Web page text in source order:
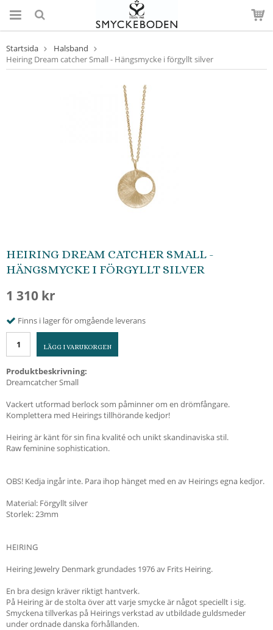
Startsida
Halsband
Heiring Dream catcher Small - Hängsmycke i förgyllt silver
HEIRING DREAM CATCHER SMALL -
HÄNGSMYCKE I FÖRGYLLT SILVER
1 310 kr
Finns i lager för omgående leverans
LÄGG I VARUKORGEN
Produktbeskrivning:
Dreamcatcher Small
Vackert utformad berlock som påminner om en drömfångare.
Komplettera med Heirings tillhörande kedjor!
Heiring är känt för sin fina kvalité och unikt skandinaviska stil.
Raw feminine sophistication.
OBS! Kedja ingår inte. Para ihop hänget med en av Heirings egna kedjor.
Material: Förgyllt silver
Storlek: 23mm
HEIRING
Heiring Jewelry Denmark grundades 1976 av Frits Heiring.
En bra design kräver riktigt hantverk.
På Heiring är de stolta över att varje smycke är något speciellt i sig.
Smyckena tillverkas på Heirings verkstad av utbildade guldsmeder
under ordnade danska förhållanden.